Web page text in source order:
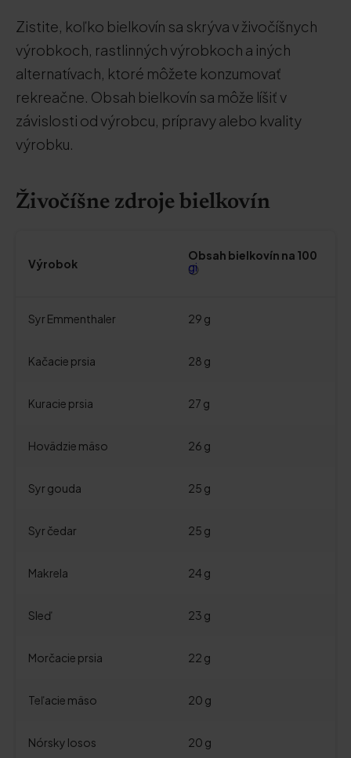
Zistite, koľko bielkovín sa skrýva v živočíšnych
výrobkoch, rastlinných výrobkoch a iných
alternatívach, ktoré môžete konzumovať
rekreačne. Obsah bielkovín sa môže líšiť v
závislosti od výrobcu, prípravy alebo kvality
výrobku.
Živočíšne zdroje bielkovín
Výrobok
Obsah bielkovín na 100
gi
Syr Emmenthaler 29 g
Kačacie prsia 28 g
Kuracie prsia 27 g
Hovädzie mäso 26 g
Syr gouda 25 g
Syr čedar 25 g
Makrela 24 g
Sleď 23 g
Morčacie prsia 22 g
Teľacie mäso 20 g
Nórsky losos 20 g